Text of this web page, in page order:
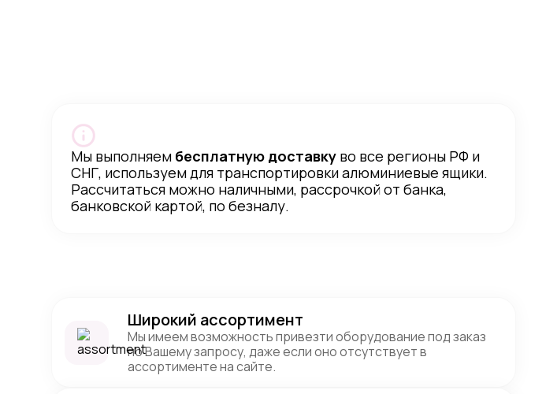
Мы выполняем бесплатную доставку во все регионы РФ и
СНГ, используем для транспортировки алюминиевые ящики.
Рассчитаться можно наличными, рассрочкой от банка,
банковской картой, по безналу.
Широкий ассортимент
Мы имеем возможность привезти оборудование под заказ
по Вашему запросу, даже если оно отсутствует в
ассортименте на сайте.